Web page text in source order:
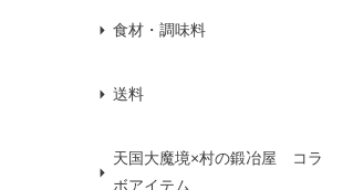
食材・調味料
送料
天国大魔境×村の鍛冶屋 コラ
ボアイテム